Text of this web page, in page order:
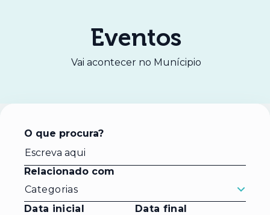
Eventos
Vai acontecer no Munícipio
O que procura?
Relacionado com
Categorias
Data inicial
Data final